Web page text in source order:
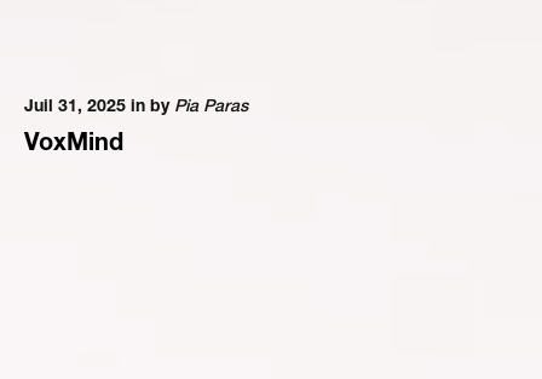
Juil 31, 2025 in by Pia Paras
VoxMind